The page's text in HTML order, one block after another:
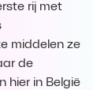
rij met
middelen ze
de
hier in België